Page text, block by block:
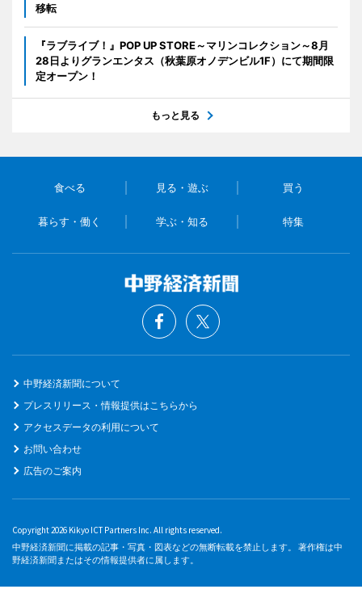
移転
『ラブライブ！』POP UP STORE～マリンコレクション～8月
28日よりグランエンタス（秋葉原オノデンビル1F）にて期間限
定オープン！
もっと見る
食べる 見る・遊ぶ 買う
暮らす・働く 学ぶ・知る 特集
中野経済新聞について
プレスリリース・情報提供はこちらから
アクセスデータの利用について
お問い合わせ
広告のご案内
Copyright 2026 Kikyo ICT Partners Inc. All rights reserved.
中野経済新聞に掲載の記事・写真・図表などの無断転載を禁止します。 著作権は中
野経済新聞またはその情報提供者に属します。